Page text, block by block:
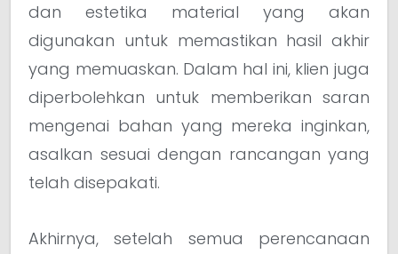
dan estetika material yang akan
digunakan untuk memastikan hasil akhir
yang memuaskan. Dalam hal ini, klien juga
diperbolehkan untuk memberikan saran
mengenai bahan yang mereka inginkan,
asalkan sesuai dengan rancangan yang
telah disepakati.
Akhirnya, setelah semua perencanaan